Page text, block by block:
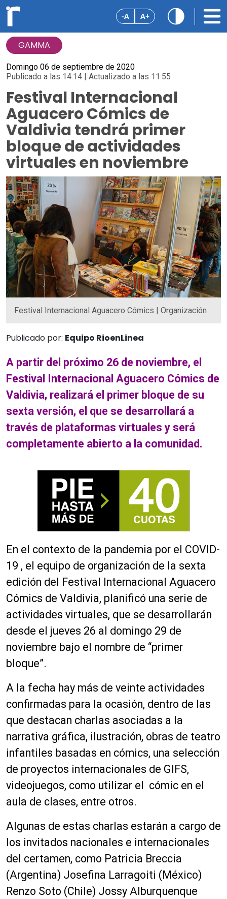
-A A+
GAMMA
Domingo 06 de septiembre de 2020
Publicado a las 14:14 | Actualizado a las 11:55
Festival Internacional
Aguacero Cómics de
Valdivia tendrá primer
bloque de actividades
virtuales en noviembre
Festival Internacional Aguacero Cómics | Organización
Publicado por: Equipo RioenLinea
A partir del próximo 26 de noviembre, el
Festival Internacional Aguacero Cómics de
Valdivia, realizará el primer bloque de su
sexta versión, el que se desarrollará a
través de plataformas virtuales y será
completamente abierto a la comunidad.
En el contexto de la pandemia por el COVID-
19 , el equipo de organización de la sexta
edición del Festival Internacional Aguacero
Cómics de Valdivia, planificó una serie de
actividades virtuales, que se desarrollarán
desde el jueves 26 al domingo 29 de
noviembre bajo el nombre de “primer
bloque”.
A la fecha hay más de veinte actividades
confirmadas para la ocasión, dentro de las
que destacan charlas asociadas a la
narrativa gráfica, ilustración, obras de teatro
infantiles basadas en cómics, una selección
de proyectos internacionales de GIFS,
videojuegos, como utilizar el cómic en el
aula de clases, entre otros.
Algunas de estas charlas estarán a cargo de
los invitados nacionales e internacionales
del certamen, como Patricia Breccia
(Argentina) Josefina Larragoiti (México)
Renzo Soto (Chile) Jossy Alburquenque